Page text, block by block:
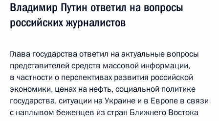
Владимир Путин ответил на вопросы
российских журналистов
Глава государства ответил на актуальные вопросы
представителей средств массовой информации,
в частности о перспективах развития российской
экономики, ценах на нефть, социальной политике
государства, ситуации на Украине и в Европе в связи
с наплывом беженцев из стран Ближнего Востока